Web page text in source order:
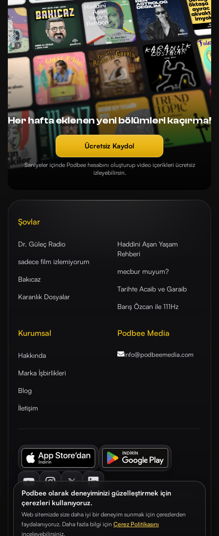
Podbee olarak deneyiminizi güzelleştirmek için
çerezleri kullanıyoruz.
Web sitemizde size daha iyi bir deneyim sunmak için çerezlerden
faydalanıyoruz. Daha fazla bilgi için Çerez Politikasını
inceleyebilirsiniz.
Her hafta eklenen yeni bölümleri kaçırma!
Ücretsiz Kaydol
Saniyeler içinde Podbee hesabını oluşturup video içerikleri ücretsiz
izleyebilirsin.
Şovlar
Dr. Güleç Radio
sadece film izlemiyorum
Bakıcaz
Karanlık Dosyalar
Haddini Aşan Yaşam
Rehberi
mecbur muyum?
Tarihte Acaib ve Garaib
Barış Özcan ile 111Hz
Kurumsal
Hakkında
Marka İşbirlikleri
Blog
İletişim
Podbee Media
info@podbeemedia.com
© 2026. Podbee Media. Tüm hakları saklıdır.